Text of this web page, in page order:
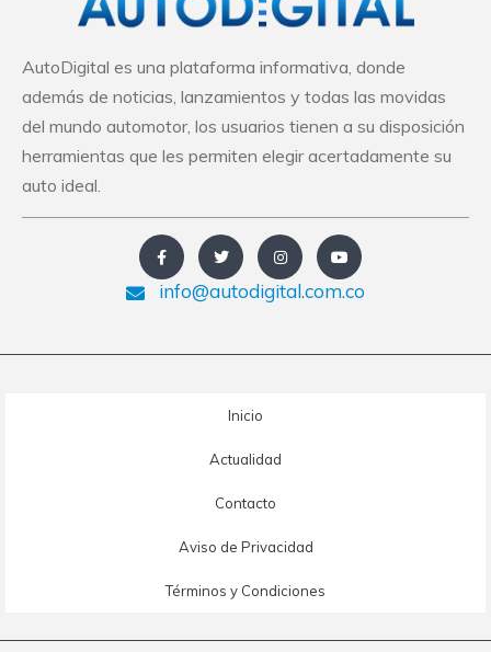
AutoDigital es una plataforma informativa, donde
además de noticias, lanzamientos y todas las movidas
del mundo automotor, los usuarios tienen a su disposición
herramientas que les permiten elegir acertadamente su
auto ideal.
info@autodigital.com.co
Inicio
Actualidad
Contacto
Aviso de Privacidad
Términos y Condiciones